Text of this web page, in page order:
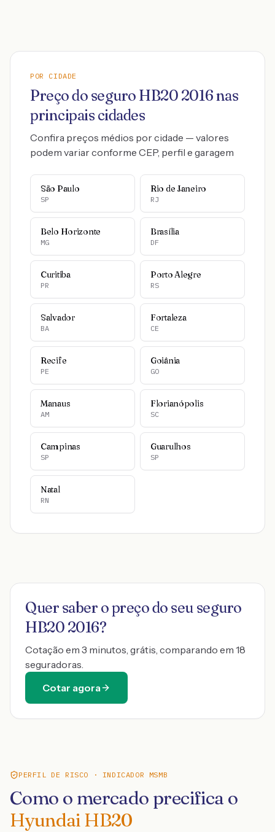
POR CIDADE
Preço do seguro HB20 2016nas
principais cidades
Confira preços médios por cidade — valores
podem variar conforme CEP, perfil e garagem
São Paulo
SP
Rio de Janeiro
RJ
Belo Horizonte
MG
Brasília
DF
Curitiba
PR
Porto Alegre
RS
Salvador
BA
Fortaleza
CE
Recife
PE
Goiânia
GO
Manaus
AM
Florianópolis
SC
Campinas
SP
Guarulhos
SP
Natal
RN
Quer saber o preço do seu seguro
HB20 2016?
Cotação em 3 minutos, grátis, comparando em 18
seguradoras.
Cotar agora
PERFIL DE RISCO · INDICADOR MSMB
Como o mercado precifica o
Hyundai HB20